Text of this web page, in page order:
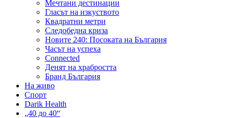
Мечтани дестинации
Гласът на изкуството
Квадратни метри
Следобедна криза
Новите 240: Посоката на България
Часът на успеха
Connected
Денят на храбростта
Бранд България
На живо
Спорт
Darik Health
„40 до 40“